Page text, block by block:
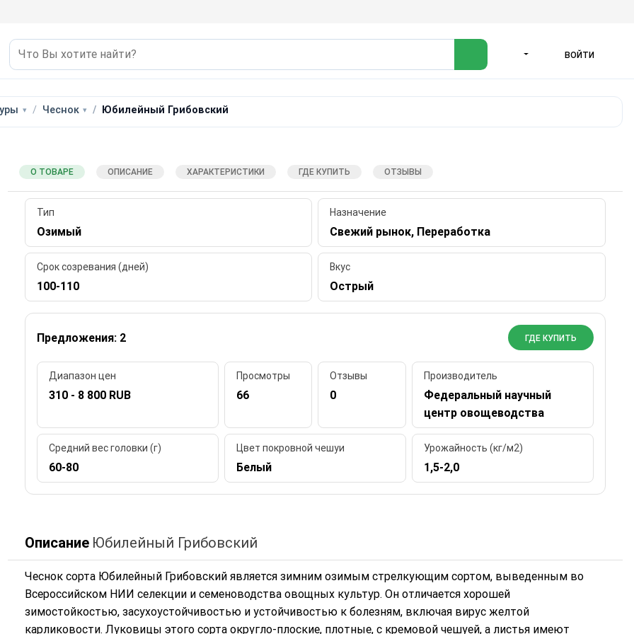
ВОЙТИ
Чеснок Юбилейный Грибовский
О ТОВАРЕ ОПИСАНИЕ ХАРАКТЕРИСТИКИ ГДЕ КУПИТЬ ОТЗЫВЫ
Тип
Озимый
Назначение
Свежий рынок, Переработка
Срок созревания (дней)
100-110
Вкус
Острый
Предложения: 2 ГДЕ КУПИТЬ
Диапазон цен
310 - 8 800 RUB
Просмотры
66
Отзывы
0
Производитель
Федеральный научный
центр овощеводства
Средний вес головки (г)
60-80
Цвет покровной чешуи
Белый
Урожайность (кг/м2)
1,5-2,0
Описание Юбилейный Грибовский
Чеснок сорта Юбилейный Грибовский является зимним озимым стрелкующим сортом, выведенным во
Всероссийском НИИ селекции и семеноводства овощных культур. Он отличается хорошей
зимостойкостью, засухоустойчивостью и устойчивостью к болезням, включая вирус желтой
карликовости. Луковицы этого сорта округло-плоские, плотные, с кремовой чешуей, а листья имеют